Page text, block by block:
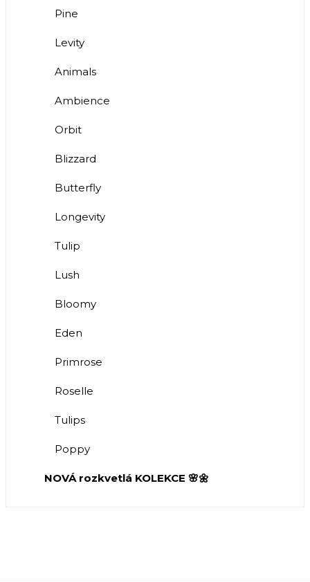
Pine
Levity
Animals
Ambience
Orbit
Blizzard
Butterfly
Longevity
Tulip
Lush
Bloomy
Eden
Primrose
Roselle
Tulips
Poppy
NOVÁ rozkvetlá KOLEKCE 🌸🌼